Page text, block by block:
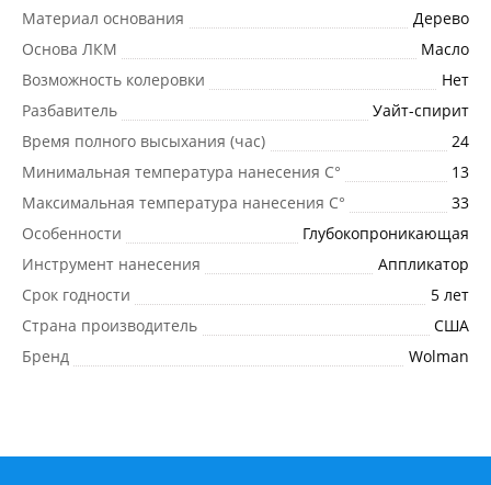
Материал основания
Дерево
Основа ЛКМ
Масло
Возможность колеровки
Нет
Разбавитель
Уайт-спирит
Время полного высыхания (час)
24
Минимальная температура нанесения C°
13
Максимальная температура нанесения C°
33
Особенности
Глубокопроникающая
Инструмент нанесения
Аппликатор
Срок годности
5 лет
Страна производитель
США
Бренд
Wolman